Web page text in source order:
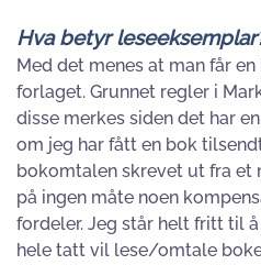
Hva betyr
Med det menes at man får
forlaget. Grunnet regler i
disse merkes siden det har
om jeg har fått en bok
bokomtalen skrevet ut fra et
på ingen måte noen
fordeler. Jeg står helt fritt til
hele tatt vil lese/omtale